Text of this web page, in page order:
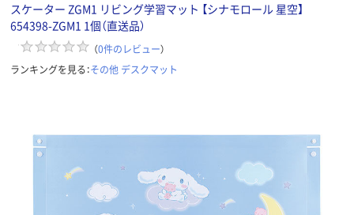
スケーター ZGM1 リビング学習マット 【シナモロール 星空】
654398-ZGM1 1個（直送品）
（0件のレビュー）
ランキングを見る：その他 デスクマット